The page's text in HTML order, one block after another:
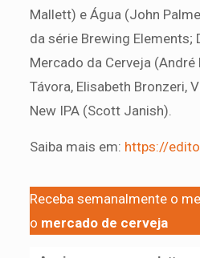
Mallett) e Água (John
da série Brewing Elements;
Mercado da Cerveja (André
Távora, Elisabeth Bronzeri,
New IPA (Scott Janish).
Saiba mais em: https://
Receba semanalmente o
o mercado de cerveja